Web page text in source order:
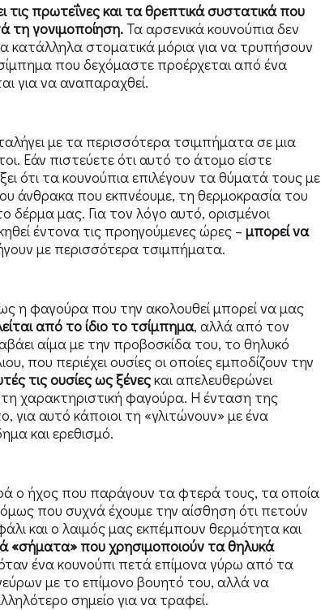
τις πρωτεΐνες και τα θρεπτικά συστατικά που
τη γονιμοποίηση.Τα αρσενικά κουνούπια δεν
κατάλληλα στοματικά μόρια για να τρυπήσουν
που δεχόμαστε προέρχεται από ένα
για να αναπαραχθεί.
με τα περισσότερα τσιμπήματα σε μια
Εάν πιστεύετε ότι αυτό το άτομο είστε
ότι τα κουνούπια επιλέγουν τα θύματά τους με
άνθρακα που εκπνέουμε, τη θερμοκρασία του
δέρμα μας. Για τον λόγο αυτό, ορισμένοι
έντονα τις προηγούμενες ώρες – μπορεί να
με περισσότερα τσιμπήματα.
η φαγούρα που την ακολουθεί μπορεί να μας
από το ίδιο το τσίμπημα, αλλά από τον
αίμα με την προβοσκίδα του, το θηλυκό
που περιέχει ουσίες οι οποίες εμποδίζουν την
τις ουσίες ως ξένεςκαι απελευθερώνει
χαρακτηριστική φαγούρα. Η ένταση της
αυτό κάποιοι τη «γλιτώνουν» με ένα
και ερεθισμό.
ο ήχος που παράγουν τα φτερά τους, τα οποία
που συχνά έχουμε την αίσθηση ότι πετούν
και ο λαιμός μας εκπέμπουν θερμότητα και
«σήματα» που χρησιμοποιούν τα θηλυκά
ένα κουνούπι πετά επίμονα γύρω από τα
με το επίμονο βουητό του, αλλά να
σημείο για να τραφεί.